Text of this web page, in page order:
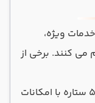
ویژه،
می کنند. برخی از
هتل های 5 ستاره با امکانات